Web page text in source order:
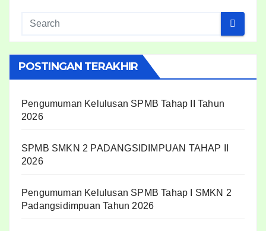
POSTINGAN TERAKHIR
Pengumuman Kelulusan SPMB Tahap II Tahun
2026
SPMB SMKN 2 PADANGSIDIMPUAN TAHAP II
2026
Pengumuman Kelulusan SPMB Tahap I SMKN 2
Padangsidimpuan Tahun 2026